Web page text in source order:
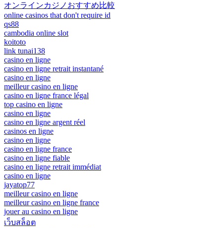
オンラインカジノおすすめ比較
online casinos that don't require id
qs88
cambodia online slot
koitoto
link tunai138
casino en ligne
casino en ligne retrait instantané
casino en ligne
meilleur casino en ligne
casino en ligne france légal
top casino en ligne
casino en ligne
casino en ligne argent réel
casinos en ligne
casino en ligne
casino en ligne france
casino en ligne fiable
casino en ligne retrait immédiat
casino en ligne
jayatop77
meilleur casino en ligne
meilleur casino en ligne france
jouer au casino en ligne
เว็บสล็อต